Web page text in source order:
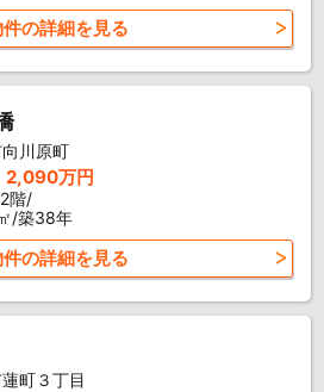
の詳細を見る
川原町
2,090万円
階/
/築38年
の詳細を見る
町３丁目